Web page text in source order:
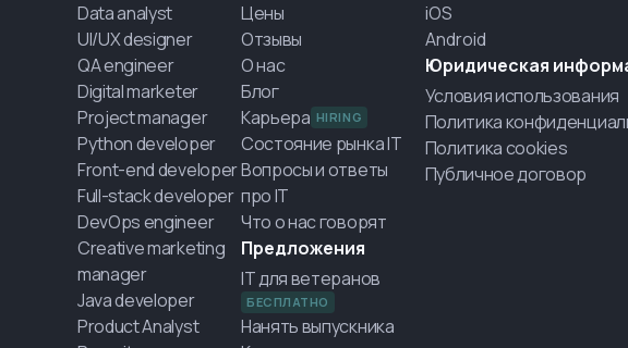
Data analyst
UI/UX designer
QA engineer
Digital marketer
Project manager
Python developer
Front-end developer
Full-stack developer
DevOps engineer
Creative marketing
manager
Java developer
Product Analyst
Цены
Отзывы
О нас
Блог
Карьера HIRING
Состояние рынка IT
Вопросы и ответы
про IT
Что о нас говорят
Предложения
IT для ветеранов
БЕСПЛАТНО
Нанять выпускника
iOS
Android
Юридическая
Условия использования
Политика
Политика cookies
Публичное договор